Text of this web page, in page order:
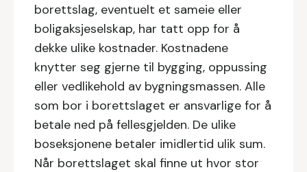
borettslag, eventuelt et sameie eller
boligaksjeselskap, har tatt opp for å
dekke ulike kostnader. Kostnadene
knytter seg gjerne til bygging, oppussing
eller vedlikehold av bygningsmassen. Alle
som bor i borettslaget er ansvarlige for å
betale ned på fellesgjelden. De ulike
boseksjonene betaler imidlertid ulik sum.
Når borettslaget skal finne ut hvor stor